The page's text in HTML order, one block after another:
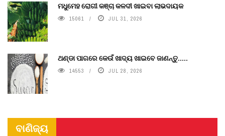
ମଧୁମେହ ରୋଗୀ କଞ୍ଚା କଳଦୀ ଖାଇବା ଲାଭଦାୟକ
15061 JUL 31, 2026
ଥଣ୍ଡା ପାଗରେ କେଉଁ ଖାଦ୍ୟ ଖାଇବେ ଜାଣନ୍ତୁ.....
14553 JUL 28, 2026
ବାଣିଜ୍ୟ